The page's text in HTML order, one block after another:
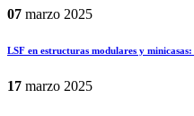
07 marzo 2025
LSF en estructuras modulares y
17 marzo 2025